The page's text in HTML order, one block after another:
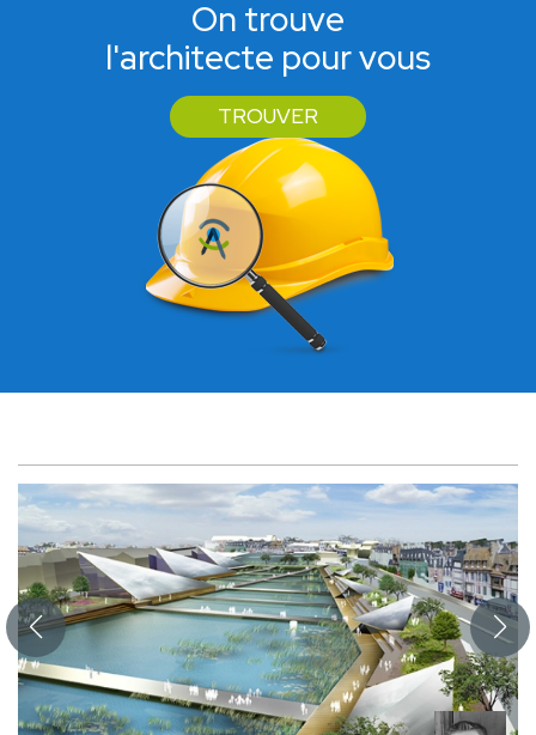
On trouve
l'architecte pour vous
TROUVER